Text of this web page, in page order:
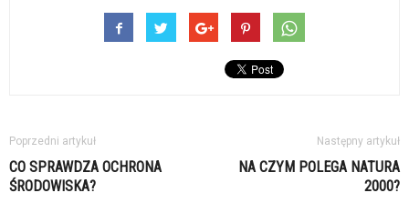
Poprzedni artykuł
CO SPRAWDZA OCHRONA
ŚRODOWISKA?
Następny artykuł
NA CZYM POLEGA NATURA
2000?